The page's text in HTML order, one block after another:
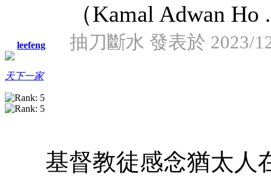
leefeng
天下一家
（Kamal Adwan Ho
抽刀斷水 發表於 2023/
基督教徒感念猶太人